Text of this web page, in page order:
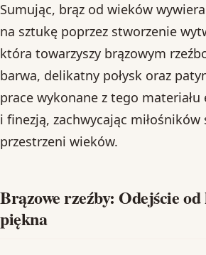
Sumując, brąz od wieków wywiera
na sztukę poprzez stworzenie
która towarzyszy brązowym
barwa, delikatny połysk oraz
prace wykonane z tego
i finezją, zachwycając miłośników
przestrzeni wieków.
Brązowe rzeźby: Odejście od
piękna